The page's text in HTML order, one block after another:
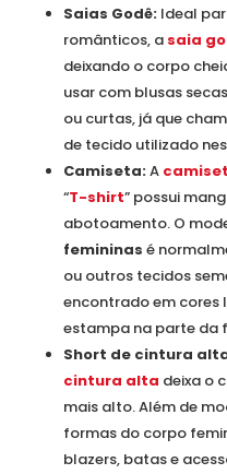
Saias Godê: Ideal
românticos, a saia
deixando o corpo
usar com blusas
ou curtas, já que
de tecido utilizado
Camiseta:A
“T-shirt” possui
abotoamento. O
femininas é
ou outros tecidos
encontrado em cores
estampa na parte da
Short de cintura
cintura alta deixa o
mais alto. Além de
formas do corpo
blazers, batas e